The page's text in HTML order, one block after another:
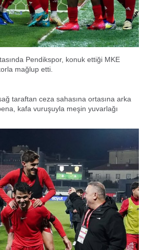
Pendikspor, konuk ettiği MKE
mağlup etti.
taraftan ceza sahasına ortasına arka
kafa vuruşuyla meşin yuvarlağı